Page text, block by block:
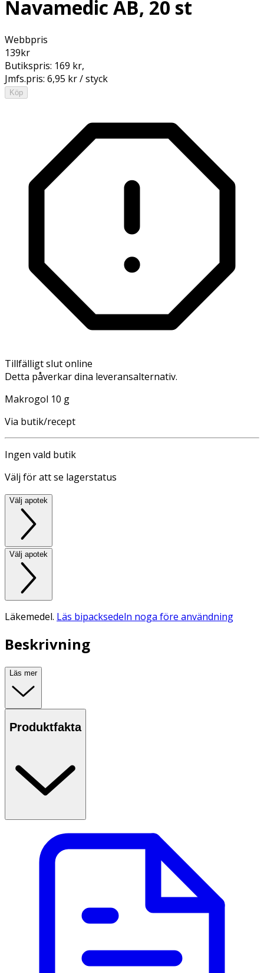
Navamedic AB, 20 st
Webbpris
139kr
Butikspris: 169 kr,
Jmfs.pris: 6,95 kr / styck
Köp
Tillfälligt slut online
Detta påverkar dina leveransalternativ.
Makrogol 10 g
Via butik/recept
Ingen vald butik
Välj för att se lagerstatus
Välj apotek
Välj apotek
Läkemedel. Läs bipacksedeln noga före användning
Beskrivning
Läs mer
Produktfakta